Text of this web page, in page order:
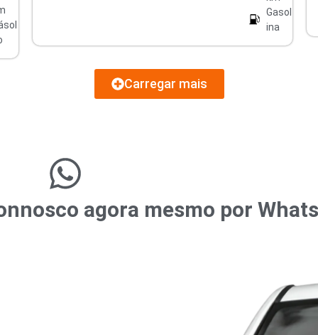
Gasol
ina
Carregar mais
agora mesmo por